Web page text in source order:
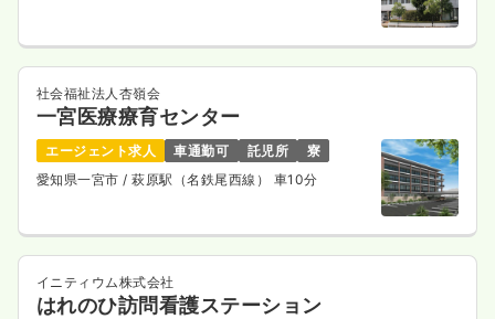
社会福祉法人杏嶺会
一宮医療療育センター
エージェント求人 車通勤可 託児所
寮
愛知県一宮市 / 萩原駅（名鉄尾西線） 車10分
イニティウム株式会社
はれのひ訪問看護ステーション